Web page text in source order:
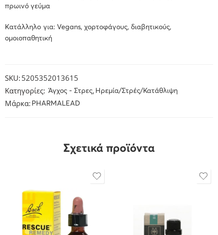
πρωινό γεύμα
Kατάλληλo για: Vegans, χορτοφάγους, διαβητικούς,
ομοιοπαθητική
SKU: 5205352013615
Κατηγορίες: Άγχος - Στρες, Ηρεμία/Στρές/Κατάθλιψη
Μάρκα: PHARMALEAD
Σχετικά προϊόντα